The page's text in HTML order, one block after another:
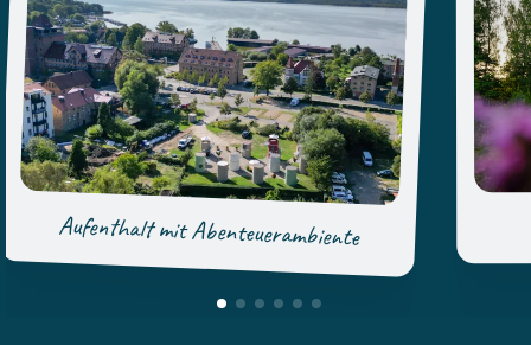
Aufenthalt mit Abenteuerambiente